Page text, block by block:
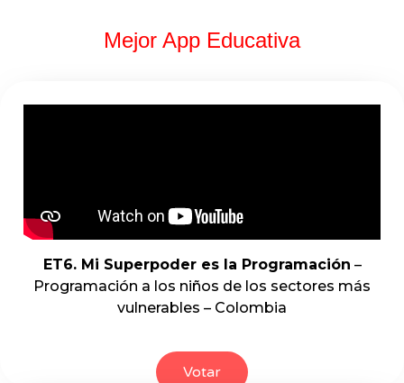
Mejor App Educativa
ET6. Mi Superpoder es la Programación –
Programación a los niños de los sectores más
vulnerables – Colombia
Votar